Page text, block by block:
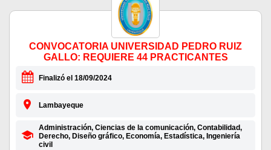
CONVOCATORIA UNIVERSIDAD PEDRO RUIZ
GALLO: REQUIERE 44 PRACTICANTES
Finalizó el 18/09/2024
Lambayeque
Administración, Ciencias de la comunicación, Contabilidad,
Derecho, Diseño gráfico, Economía, Estadística, Ingeniería
civil